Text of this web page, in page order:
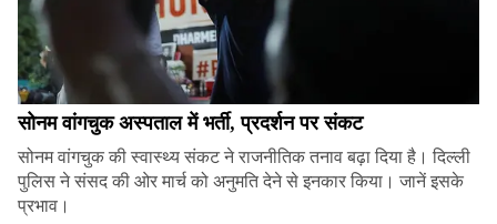
सोनम वांगचुक अस्पताल में भर्ती, प्रदर्शन पर संकट
सोनम वांगचुक की स्वास्थ्य संकट ने राजनीतिक तनाव बढ़ा दिया है। दिल्ली
पुलिस ने संसद की ओर मार्च को अनुमति देने से इनकार किया। जानें इसके
प्रभाव।